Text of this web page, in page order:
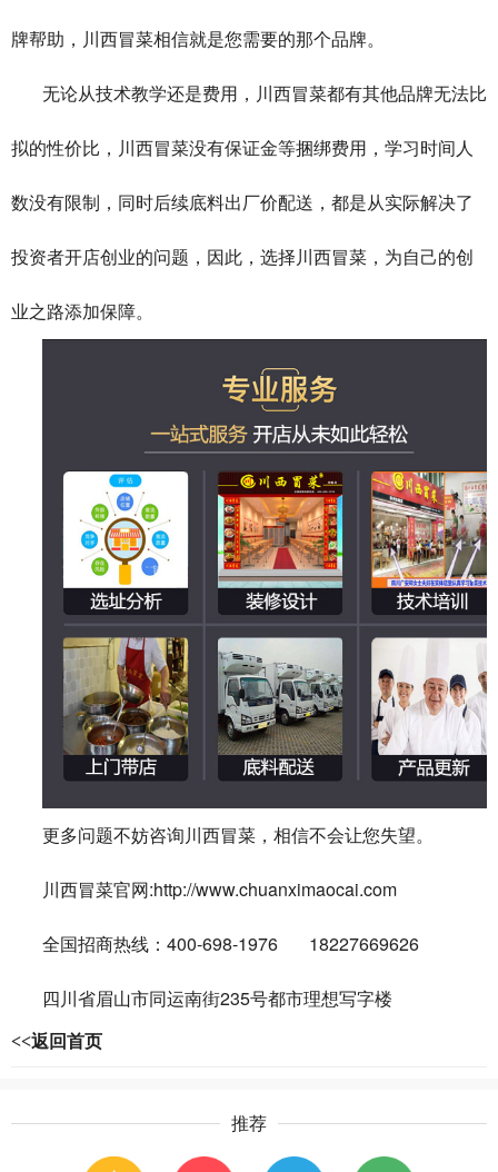
牌帮助，川西冒菜相信就是您需要的那个品牌。
无论从技术教学还是费用，川西冒菜都有其他品牌无法比
拟的性价比，川西冒菜没有保证金等捆绑费用，学习时间人
数没有限制，同时后续底料出厂价配送，都是从实际解决了
投资者开店创业的问题，因此，选择川西冒菜，为自己的创
业之路添加保障。
更多问题不妨咨询川西冒菜，相信不会让您失望。
川西冒菜官网 :http://www.chuanximaocai.com
全国招商热线： 400-698-1976 18227669626
四川省眉山市同运南街235号都市理想写字楼
<<返回首页
推荐